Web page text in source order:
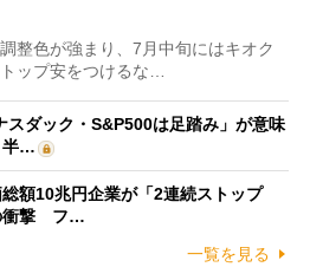
整色が強まり、7月中旬にはキオク
ップ安をつけるな…
スダック・S&P500は足踏み」が意味
半…
総額10兆円企業が「2連続ストップ
衝撃 フ…
一覧を見る